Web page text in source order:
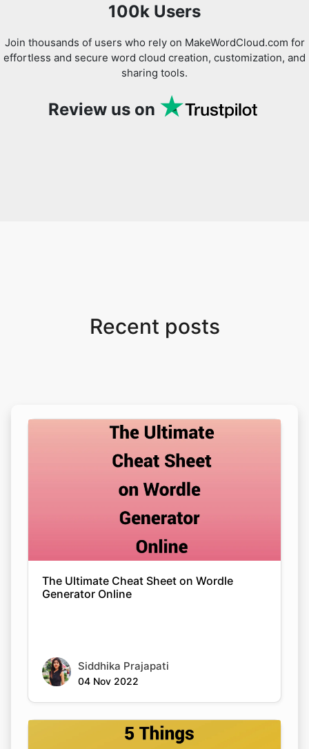
100k Users
Join thousands of users who rely on MakeWordCloud.com for
effortless and secure word cloud creation, customization, and
sharing tools.
Review us on
Recent posts
The Ultimate Cheat Sheet on Wordle
Generator Online
Siddhika Prajapati
04 Nov 2022